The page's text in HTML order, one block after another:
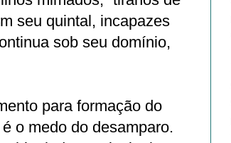
seu quintal, incapazes
sob seu domínio,
para formação do
o medo do desamparo.